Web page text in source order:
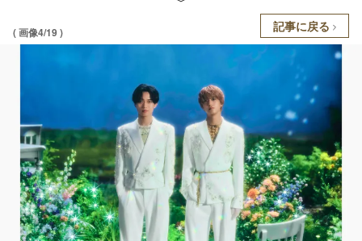
( 画像4/19 ) 記事に戻る